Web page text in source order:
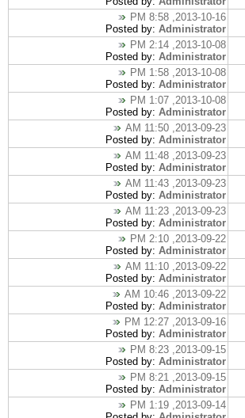
2013-10-16, 8:58 PM
Posted by: Administrator
2013-10-08, 2:14 PM
Posted by: Administrator
2013-10-08, 1:58 PM
Posted by: Administrator
2013-10-08, 1:07 PM
Posted by: Administrator
2013-09-23, 11:50 AM
Posted by: Administrator
2013-09-23, 11:48 AM
Posted by: Administrator
2013-09-23, 11:43 AM
Posted by: Administrator
2013-09-23, 11:23 AM
Posted by: Administrator
2013-09-22, 2:10 PM
Posted by: Administrator
2013-09-22, 11:10 AM
Posted by: Administrator
2013-09-22, 10:46 AM
Posted by: Administrator
2013-09-16, 12:27 PM
Posted by: Administrator
2013-09-15, 8:23 PM
Posted by: Administrator
2013-09-15, 8:21 PM
Posted by: Administrator
2013-09-14, 1:19 PM